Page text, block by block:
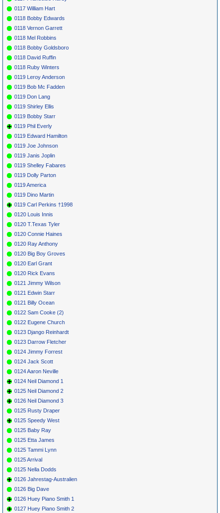
0117 William Hart
0118 Bobby Edwards
0118 Vernon Garrett
0118 Mel Robbins
0118 Bobby Goldsboro
0118 David Ruffin
0118 Ruby Winters
0119 Leroy Anderson
0119 Bob Mc Fadden
0119 Don Lang
0119 Shirley Ellis
0119 Bobby Starr
0119 Phil Everly
0119 Edward Hamilton
0119 Joe Johnson
0119 Janis Joplin
0119 Shelley Fabares
0119 Dolly Parton
0119 America
0119 Dino Martin
0119 Carl Perkins †1998
0120 Louis Innis
0120 T.Texas Tyler
0120 Connie Haines
0120 Ray Anthony
0120 Big Boy Groves
0120 Earl Grant
0120 Rick Evans
0121 Jimmy Wilson
0121 Edwin Starr
0121 Billy Ocean
0122 Sam Cooke (2)
0122 Eugene Church
0123 Django Reinhardt
0123 Darrow Fletcher
0124 Jimmy Forrest
0124 Jack Scott
0124 Aaron Neville
0124 Neil Diamond 1
0125 Neil Diamond 2
0126 Neil Diamond 3
0125 Rusty Draper
0125 Speedy West
0125 Baby Ray
0125 Etta James
0125 Tammi Lynn
0125 Arrival
0125 Nella Dodds
0126 Jahrestag-Australien
0126 Big Dave
0126 Huey Piano Smith 1
0127 Huey Piano Smith 2